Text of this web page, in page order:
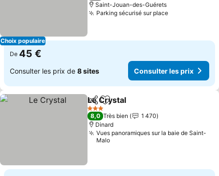
Choix populaire
Saint-Jouan-des-Guérets
Parking sécurisé sur placeConsulter les
De 45 €
Consulter les prix de 8 sites Consulter les prix
PartagerAjouter à mes favoris
Le Crystal
3 Étoiles
8,0 Très bien
1 470
Dinard
Vues panoramiques sur la baie de Saint-
Malo